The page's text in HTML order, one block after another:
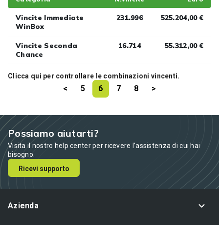
Vincite Immediate
WinBox
231.996 525.204,00 €
Vincite Seconda
Chance
16.714 55.312,00 €
Clicca qui per controllare le combinazioni vincenti.
< 5 6 7 8 >
Possiamo aiutarti?
Visita il nostro help center per ricevere l’assistenza di cui hai
bisogno.
Ricevi supporto
Azienda